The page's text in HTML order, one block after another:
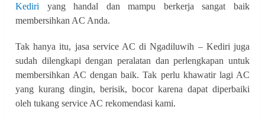
Kediri yang handal dan mampu berkerja sangat baik
membersihkan AC Anda.
Tak hanya itu, jasa service AC di Ngadiluwih – Kediri juga
sudah dilengkapi dengan peralatan dan perlengkapan untuk
membersihkan AC dengan baik. Tak perlu khawatir lagi AC
yang kurang dingin, berisik, bocor karena dapat diperbaiki
oleh tukang service AC rekomendasi kami.